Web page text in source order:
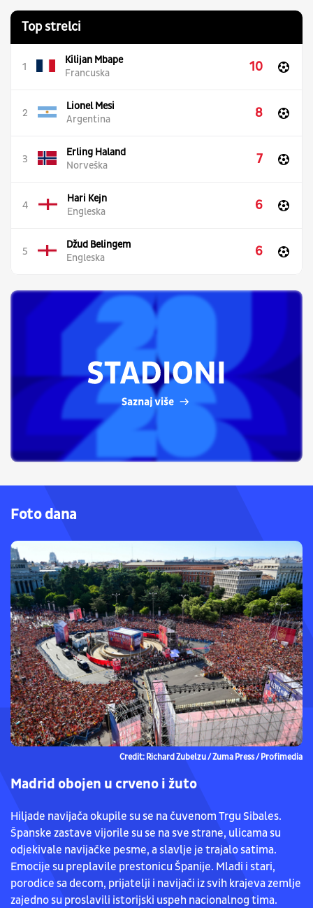
Top strelci
1
Kilijan Mbape
Francuska
10
2
Lionel Mesi
Argentina
8
3
Erling Haland
Norveška
7
4
Hari Kejn
Engleska
6
5
Džud Belingem
Engleska
6
Foto dana
Credit: Richard Zubelzu / Zuma Press / Profimedia
Madrid obojen u crveno i žuto
Hiljade navijača okupile su se na čuvenom Trgu Sibales.
Španske zastave vijorile su se na sve strane, ulicama su
odjekivale navijačke pesme, a slavlje je trajalo satima.
Emocije su preplavile prestonicu Španije. Mladi i stari,
porodice sa decom, prijatelji i navijači iz svih krajeva zemlje
zajedno su proslavili istorijski uspeh nacionalnog tima.